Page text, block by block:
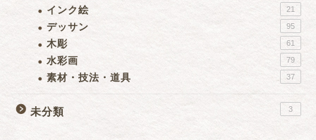
インク絵 21
デッサン 95
木彫 61
水彩画 79
素材・技法・道具 37
未分類 3